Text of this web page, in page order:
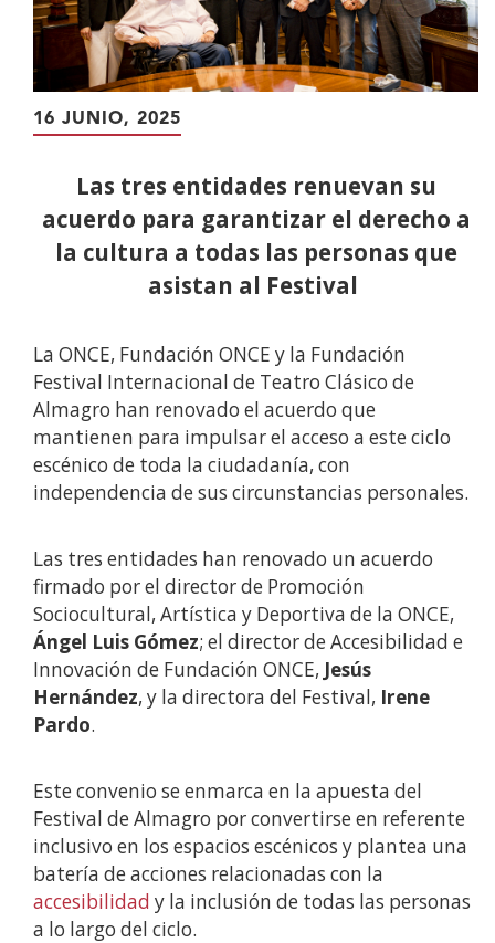
16 JUNIO, 2025
Las tres entidades renuevan su
acuerdo para garantizar el derecho a
la cultura a todas las personas que
asistan al Festival
La ONCE, Fundación ONCE y la Fundación
Festival Internacional de Teatro Clásico de
Almagro han renovado el acuerdo que
mantienen para impulsar el acceso a este ciclo
escénico de toda la ciudadanía, con
independencia de sus circunstancias personales.
Las tres entidades han renovado un acuerdo
firmado por el director de Promoción
Sociocultural, Artística y Deportiva de la ONCE,
Ángel Luis Gómez; el director de Accesibilidad e
Innovación de Fundación ONCE, Jesús
Hernández, y la directora del Festival, Irene
Pardo.
Este convenio se enmarca en la apuesta del
Festival de Almagro por convertirse en referente
inclusivo en los espacios escénicos y plantea una
batería de acciones relacionadas con la
accesibilidad y la inclusión de todas las personas
a lo largo del ciclo.